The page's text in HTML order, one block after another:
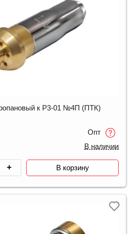
к Р3-01 №4П (ПТК)
Опт
В наличии
+ В корзину